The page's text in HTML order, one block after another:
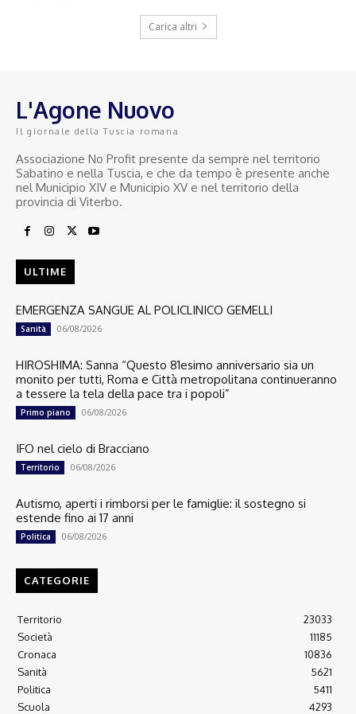
Carica altri
L'Agone Nuovo
Il giornale della Tuscia romana
Associazione No Profit presente da sempre nel territorio
Sabatino e nella Tuscia, e che da tempo è presente anche
nel Municipio XIV e Municipio XV e nel territorio della
provincia di Viterbo.
ULTIME
EMERGENZA SANGUE AL POLICLINICO GEMELLI
Sanità 06/08/2026
HIROSHIMA: Sanna “Questo 81esimo anniversario sia un
monito per tutti, Roma e Città metropolitana continueranno
a tessere la tela della pace tra i popoli”
Primo piano 06/08/2026
IFO nel cielo di Bracciano
Territorio 06/08/2026
Autismo, aperti i rimborsi per le famiglie: il sostegno si
estende fino ai 17 anni
Politica 06/08/2026
CATEGORIE
Territorio
23033
Società
11185
Cronaca
10836
Sanità
5621
Politica
5411
Scuola
4293